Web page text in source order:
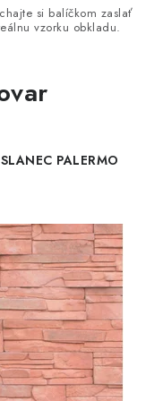
si balíčkom zaslať
vzorku obkladu.
PALERMO